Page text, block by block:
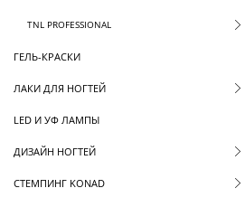
TNL PROFESSIONAL
ГЕЛЬ-КРАСКИ
ЛАКИ ДЛЯ НОГТЕЙ
LED И УФ ЛАМПЫ
ДИЗАЙН НОГТЕЙ
СТЕМПИНГ KONAD